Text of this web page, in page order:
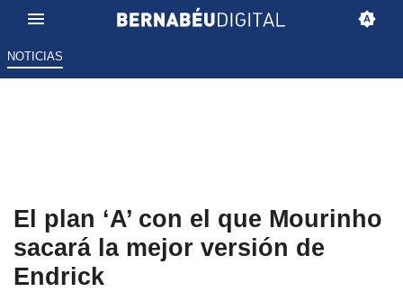
NOTICIAS
El plan ‘A’ con el que Mourinho
sacará la mejor versión de
Endrick